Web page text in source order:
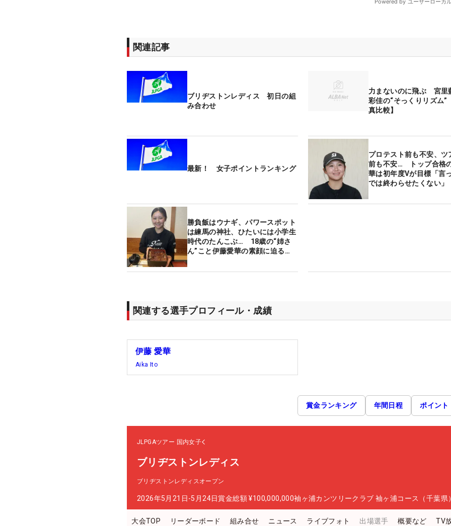
関連記事
ブリヂストンレディス 初日の組
み合わせ
力まないのに飛ぶ 宮里
彩佳の“そっくりリズム”
真比較】
最新！ 女子ポイントランキング
プロテスト前も不安、ツ
前も不安… トップ合格
華は初年度Vが目標「言
では終わらせたくない」
勝負飯はウナギ、パワースポット
は練馬の神社、ひたいには小学生
時代のたんこぶ… 18歳の“姉さ
ん”こと伊藤愛華の素顔に迫る
編】
関連する選手プロフィール・成績
伊藤 愛華
Aika Ito
賞金ランキング 年間日程 ポイント
JLPGAツアー 国内女子
ブリヂストンレディス
ブリヂストンレディスオープン
2026年5月21日-5月24日賞金総額 ¥100,000,000袖ヶ浦カンツリークラブ 袖ヶ浦コース（千葉県
大会TOP リーダーボード 組み合せ ニュース ライブフォト 出場選手 概要など TV